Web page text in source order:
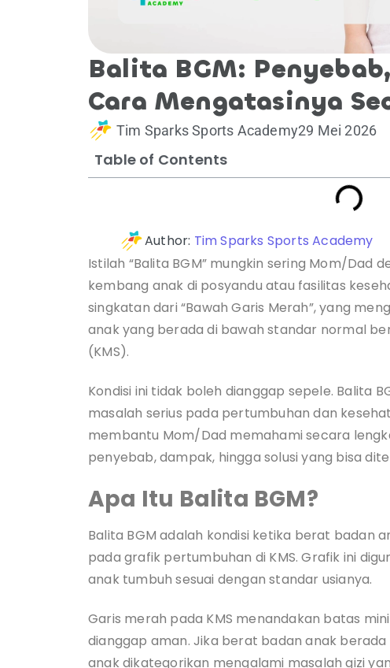
Balita BGM:
Cara Mengatasinya
Tim Sparks Sports Academy29 Mei 2026
Table of Contents
Author: Tim Sparks Sports Academy
Istilah “Balita BGM” mungkin sering Mom/Dad
kembang anak di posyandu atau fasilitas
singkatan dari “Bawah Garis Merah”, yang
anak yang berada di bawah standar normal
(KMS).
Kondisi ini tidak boleh dianggap sepele. Balita
masalah serius pada pertumbuhan dan
membantu Mom/Dad memahami secara
penyebab, dampak, hingga solusi yang bisa
Apa Itu Balita BGM?
Balita BGM adalah kondisi ketika berat badan
pada grafik pertumbuhan di KMS. Grafik ini
anak tumbuh sesuai dengan standar usianya.
Garis merah pada KMS menandakan batas
dianggap aman. Jika berat badan anak
anak dikategorikan mengalami masalah gizi